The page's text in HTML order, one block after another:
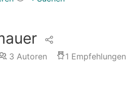
3 Autoren 1 Empfehlungen